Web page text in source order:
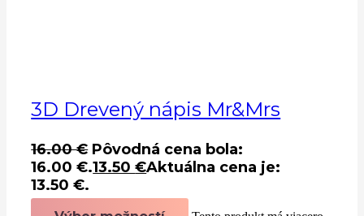
3D Drevený nápis Mr&Mrs
16.00€ Pôvodná cena bola:
16.00 €.13.50€Aktuálna cena je:
13.50 €.